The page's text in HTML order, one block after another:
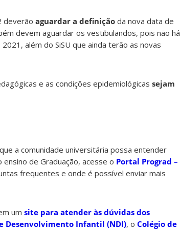
deverão aguardar a definição da nova data de
devem aguardar os vestibulandos, pois não há
além do SiSU que ainda terão as novas
e as condições epidemiológicas sejam
a comunidade universitária possa entender
de Graduação, acesse o Portal Prograd –
frequentes e onde é possível enviar mais
um site para atender às dúvidas dos
Desenvolvimento Infantil (NDI), o Colégio de